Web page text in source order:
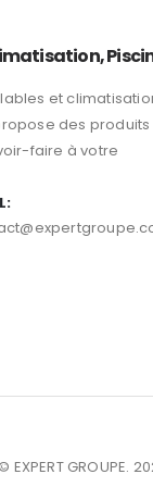
et
des produits
faire à votre
© EXPERT GROUPE.